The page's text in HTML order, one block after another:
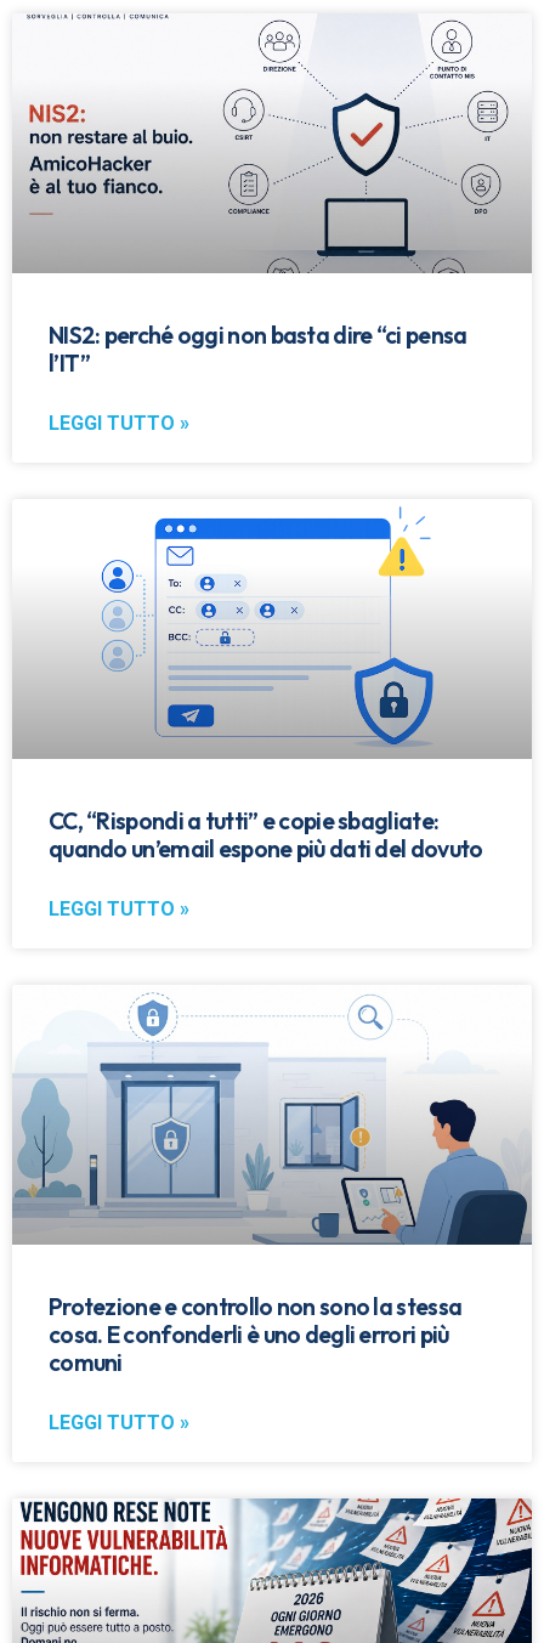
NIS2: perché oggi non basta dire “ci pensa
l’IT”
LEGGI TUTTO »
CC, “Rispondi a tutti” e copie sbagliate:
quando un’email espone più dati del dovuto
LEGGI TUTTO »
Protezione e controllo non sono la stessa
cosa. E confonderli è uno degli errori più
comuni
LEGGI TUTTO »